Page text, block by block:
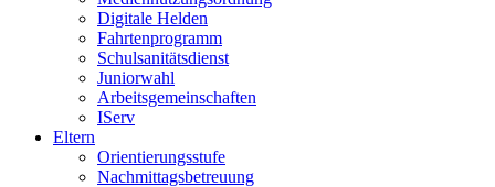
Digitale Helden
Fahrtenprogramm
Schulsanitätsdienst
Juniorwahl
Arbeitsgemeinschaften
IServ
Eltern
Orientierungsstufe
Nachmittagsbetreuung